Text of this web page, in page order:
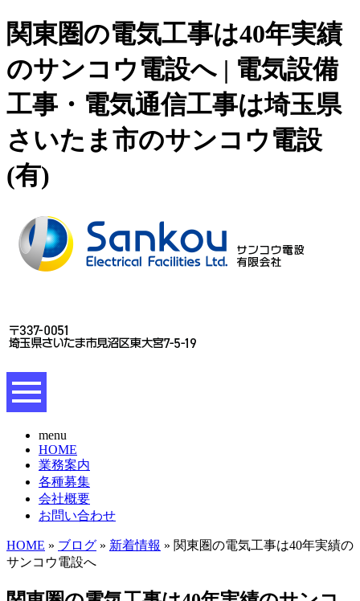
関東圏の電気工事は40年実績
のサンコウ電設へ | 電気設備
工事・電気通信工事は埼玉県
さいたま市のサンコウ電設
(有)
menu
HOME
業務案内
各種募集
会社概要
お問い合わせ
HOME » ブログ » 新着情報 » 関東圏の電気工事は40年実績の
サンコウ電設へ